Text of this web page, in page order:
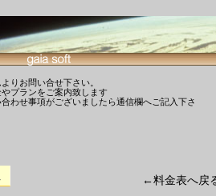
りお問い合せ下さい。
プランをご案内致します
わせ事項がございましたら通信欄へご記入下さ
←料金表へ戻